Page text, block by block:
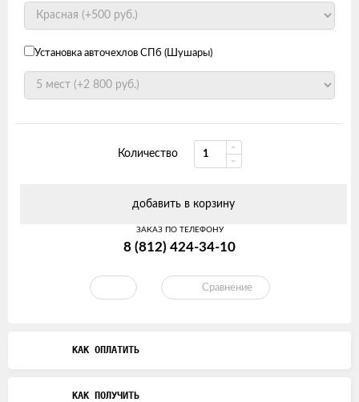
Установка авточехлов СПб (Шушары)
Количество
добавить в корзину
ЗАКАЗ ПО ТЕЛЕФОНУ
8 (812) 424-34-10
Сравнение
КАК ОПЛАТИТЬ
КАК ПОЛУЧИТЬ